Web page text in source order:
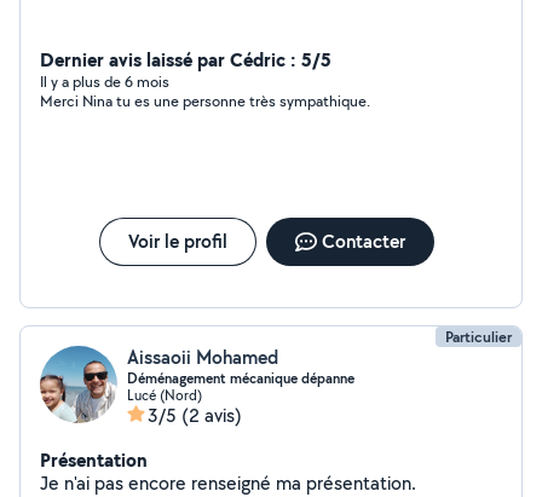
Dernier avis laissé par Cédric : 5/5
Il y a plus de 6 mois
Merci Nina tu es une personne très sympathique.
Voir le profil Contacter
Particulier
Aissaoii Mohamed
Déménagement mécanique dépanne
Lucé (Nord)
3/5 (2 avis)
Présentation
Je n'ai pas encore renseigné ma présentation.